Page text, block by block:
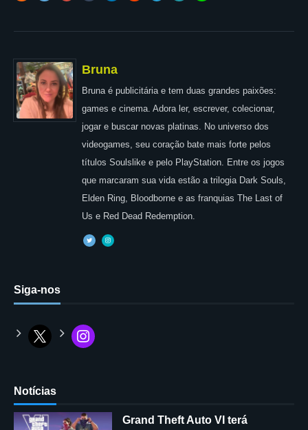
Bruna
Bruna é publicitária e tem duas grandes paixões:
games e cinema. Adora ler, escrever, colecionar,
jogar e buscar novas platinas. No universo dos
videogames, seu coração bate mais forte pelos
títulos Soulslike e pelo PlayStation. Entre os jogos
que marcaram sua vida estão a trilogia Dark Souls,
Elden Ring, Bloodborne e as franquias The Last of
Us e Red Dead Redemption.
Siga-nos
Notícias
Grand Theft Auto VI terá